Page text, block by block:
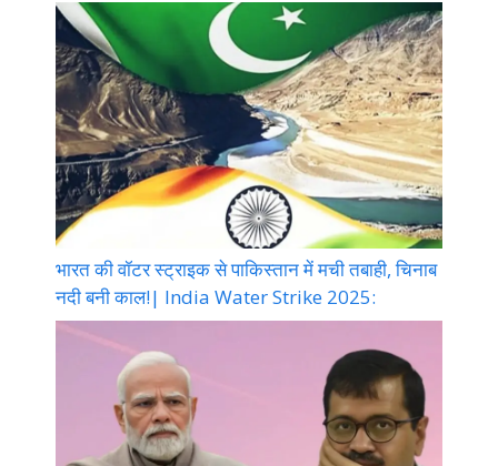
भारत की वॉटर स्ट्राइक से पाकिस्तान में मची तबाही, चिनाब
नदी बनी काल!| India Water Strike 2025: